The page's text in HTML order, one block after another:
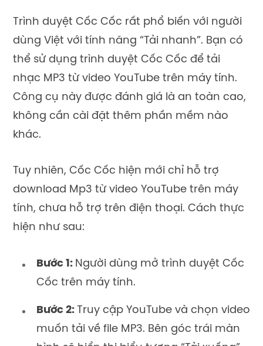
Trình duyệt Cốc Cốc rất phổ biến với người
dùng Việt với tính năng “Tải nhanh”. Bạn có
thể sử dụng trình duyệt Cốc Cốc để tải
nhạc MP3 từ video YouTube trên máy tính.
Công cụ này được đánh giá là an toàn cao,
không cần cài đặt thêm phần mềm nào
khác.
Tuy nhiên, Cốc Cốc hiện mới chỉ hỗ trợ
download Mp3 từ video YouTube trên máy
tính, chưa hỗ trợ trên điện thoại. Cách thực
hiện như sau:
Bước 1: Người dùng mở trình duyệt Cốc
Cốc trên máy tính.
Bước 2: Truy cập YouTube và chọn video
muốn tải về file MP3. Bên góc trái màn